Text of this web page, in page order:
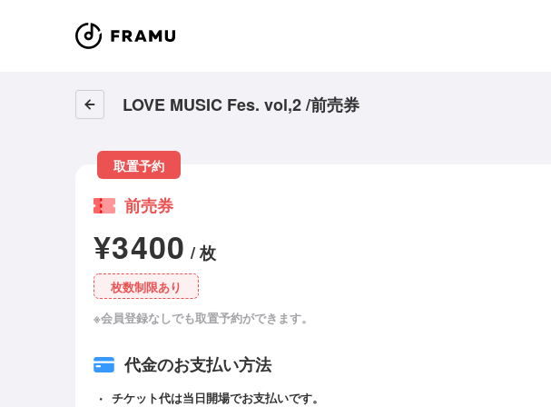
LOVE MUSIC Fes. vol,2 /前売券
取置予約
前売券
¥3400 / 枚
枚数制限あり
※会員登録なしでも取置予約ができます。
代金のお支払い方法
チケット代は当日開場でお支払いです。